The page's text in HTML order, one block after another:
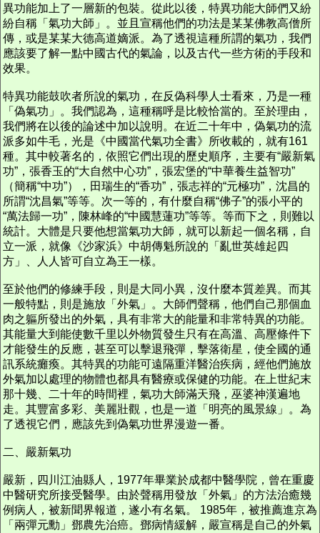
異功能加上了一層新的包裝。從此以後，特異功能大師們又紛
紛自稱「氣功大師」。並且宣稱他們的功法是某某佛教高僧所
傳，或是某某大德高道嫡派。為了透視這種所謂的氣功，我們
應該要了解一點中國古代的氣論，以及古代一些方術的手段和
效果。
特異功能鼓吹者所說的氣功，在反偽科學人士看來，乃是一種
「偽氣功」。我們認為，這種稱呼是比較恰當的。至於理由，
我們將在以後的論述中加以說明。在近二十年中，偽氣功的流
派多如牛毛，光是《中國當代氣功全書》所收載的，就有161
種。其中較著名的，依照它們出現的歷史順序，主要有“嚴新氣
功”，張香玉的“大自然中心功”，張宏堡的“中華養生益智功”
（簡稱“中功”），田瑞生的“香功”，張志祥的“元極功”，沈昌的
所謂“沈昌氣”等等。次一等的，有什麼自稱“佛子”的張小平的
“萬法歸一功”，陳林峰的“中國慧蓮功”等等。等而下之，則難以
統計。大體是只要他想當氣功大師，就可以新起一個名稱，自
立一派，就像《沙家浜》中胡傳魁所說的「亂世英雄起四
方」、人人皆可自立為王一樣。
至於他們的修練手段，則是大同小異，沒什麼本質差異。而其
一般特點，則是施放「外氣」。大師們聲稱，他們自己那個血
肉之軀所發出的外氣，具有非常大的能量和非常特異的功能。
其能量大到能使數千里以外物質發生只有在高溫、高壓條件下
才能發生的反應，甚至可以擊退飛彈，擊落衛星，使全國的通
訊系統癱瘓。其特異的功能可遠隔重洋醫治疾病，經他們施放
外氣加以處理的物體也都具有醫療或保健的功能。在上世紀末
那十幾、二十年的時間裡，氣功大師滿天飛，巫婆神漢遍地
走。其豐富多彩、美麗壯觀，也是一道「明亮的風景線」。為
了透視它們，應該先到偽氣功世界漫遊一番。
二、嚴新氣功
嚴新，四川江油縣人，1977年畢業於成都中醫學院，曾在重慶
中醫研究所接受醫學。由於聲稱用發放「外氣」的方法治癒幾
例病人，被新聞界報道，遂小有名氣。 1985年，被推薦進京為
「兩彈元勳」鄧農先治癌。鄧病情緩解，嚴宣稱是自己的外氣